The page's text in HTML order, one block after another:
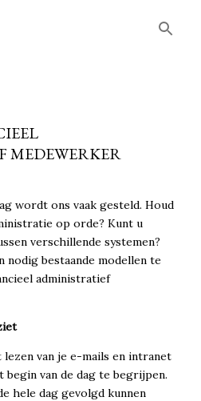
wordt ons vaak gesteld. Houd
op orde? Kunt u
verschillende systemen?
nodig bestaande modellen te
administratief
van je e-mails en intranet
begin van de dag te begrijpen.
hele dag gevolgd kunnen